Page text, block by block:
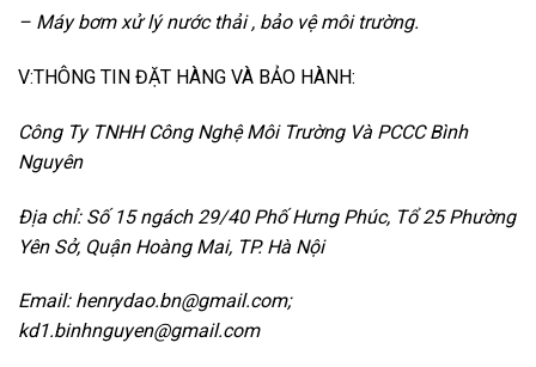
– Máy bơm xử lý nước thải , bảo vệ môi trường.
V:THÔNG TIN ĐẶT HÀNG VÀ BẢO HÀNH:
Công Ty TNHH Công Nghệ Môi Trường Và PCCC Bình
Nguyên
Địa chỉ: Số 15 ngách 29/40 Phố Hưng Phúc, Tổ 25 Phường
Yên Sở, Quận Hoàng Mai, TP. Hà Nội
Email: henrydao.bn@gmail.com;
kd1.binhnguyen@gmail.com